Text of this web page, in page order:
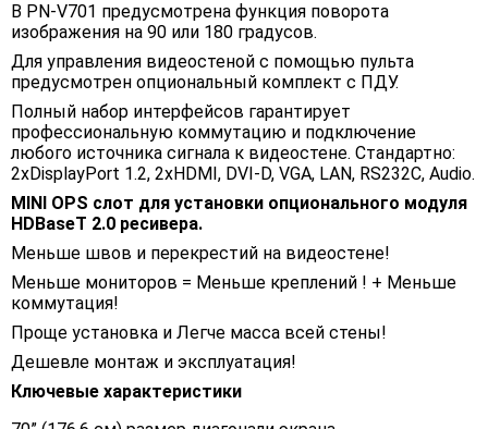
В PN-V701 предусмотрена функция поворота
изображения на 90 или 180 градусов.
Для управления видеостеной с помощью пульта
предусмотрен опциональный комплект с ПДУ.
Полный набор интерфейсов гарантирует
профессиональную коммутацию и подключение
любого источника сигнала к видеостене. Стандартно:
2хDisplayPort 1.2, 2xHDMI, DVI-D, VGA, LAN, RS232C, Audio.
MINI OPS слот для установки опционального модуля
HDBaseT 2.0 ресивера.
Меньше швов и перекрестий на видеостене!
Меньше мониторов = Меньше креплений ! + Меньше
коммутация!
Проще установка и Легче масса всей стены!
Дешевле монтаж и эксплуатация!
Ключевые характеристики